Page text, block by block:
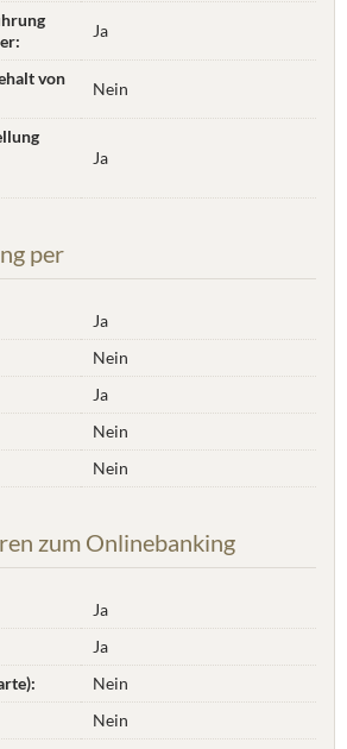
Ja
von
Nein
Ja
per
Ja
Nein
Ja
Nein
Nein
zum Onlinebanking
Ja
Ja
Nein
Nein